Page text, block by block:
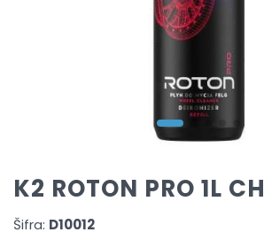
K2 ROTON PRO 1L
Šifra: D10012